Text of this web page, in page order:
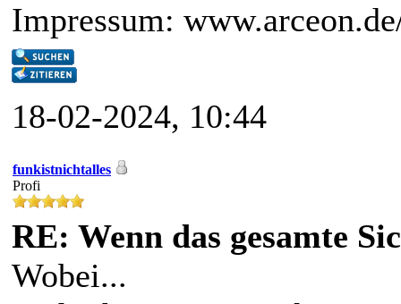
Impressum:
18-02-2024, 10:44
funkistnichtalles
Profi
RE: Wenn das gesamte
Wobei...